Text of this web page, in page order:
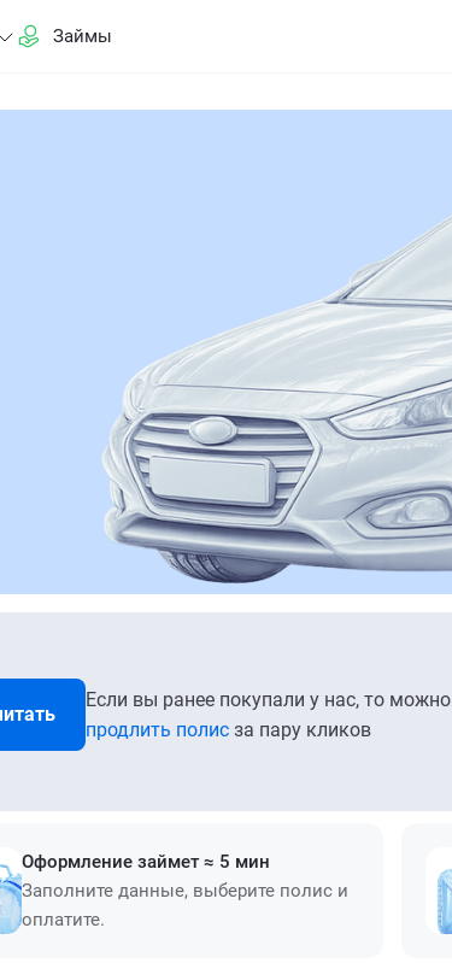
Займы
Если вы ранее покупали у нас, то можно
продлить полис за пару кликов
Оформление займет ≈ 5 мин
Заполните данные, выберите полис и
оплатите.